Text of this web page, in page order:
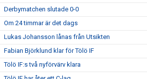
Derbymatchen slutade 0-0
Om 24 timmar är det dags
Lukas Johansson lånas från Utsikten
Fabian Björklund klar för Tölö IF
Tölö IF:s två nyförvärv klara